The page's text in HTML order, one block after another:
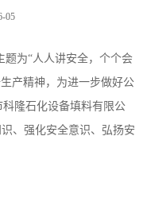
05
为“人人讲安全，个个会
产精神，为进一步做好公
隆石化设备填料有限公
、强化安全意识、弘扬安